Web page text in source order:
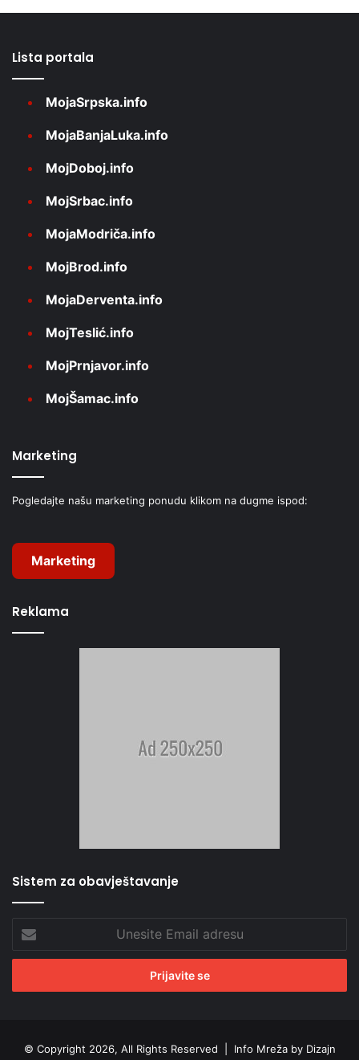
Lista portala
MojaSrpska.info
MojaBanjaLuka.info
MojDoboj.info
MojSrbac.info
MojaModriča.info
MojBrod.info
MojaDerventa.info
MojTeslić.info
MojPrnjavor.info
MojŠamac.info
Marketing
Pogledajte našu marketing ponudu klikom na dugme ispod:
Marketing
Reklama
Sistem za obavještavanje
Unesite
Email
adresu
© Copyright 2026, All Rights Reserved | Info Mreža by Dizajn